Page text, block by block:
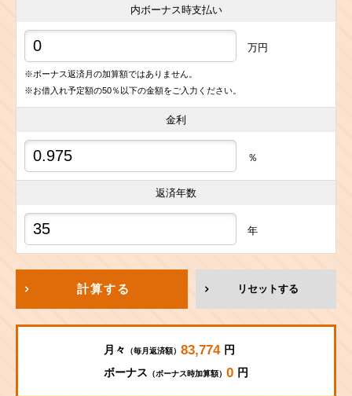
内ボーナス時支払い
万円
※ボーナス返済月の加算額ではありません。
※お借入れ予定額の50％以下の金額をご入力ください。
金利
％
返済年数
年
計算する リセットする
月々 （毎月返済額） 83,774 円
ボーナス （ボーナス時加算額） 0 円